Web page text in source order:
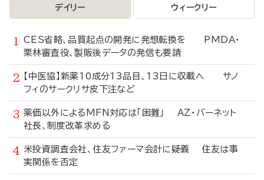
デイリー ウィークリー
CES省略、品質起点の開発に発想転換を PMDA・
栗林審査役、製販後データの発信も要請
【中医協】新薬10成分13品目、13日に収載へ サノ
フィのサークリサ皮下注など
薬価以外によるMFN対応は「困難」 AZ・バーネット
社長、制度改革求める
米投資調査会社、住友ファーマ会計に疑義 住友は事
実関係を否定